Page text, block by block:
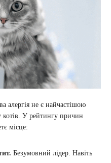
алергія не є найчастішою
У рейтингу причин
місце:
Безумовний лідер. Навіть